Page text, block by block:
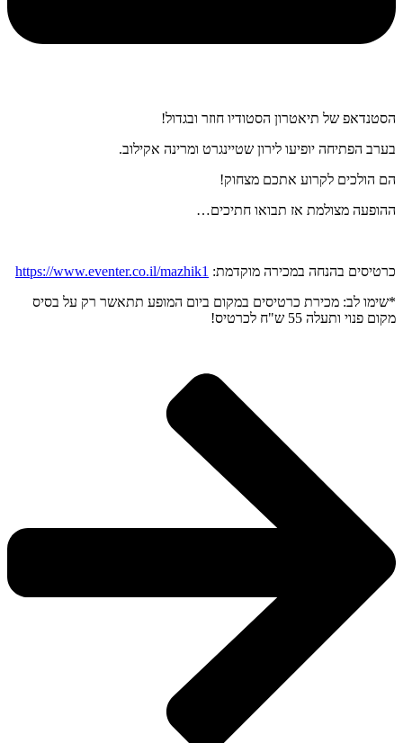
הסטנדאפ של תיאטרון הסטודיו חוזר ובגדול!
בערב הפתיחה יופיעו לירון שטיינגרט ומרינה אקילוב.
הם הולכים לקרוע אתכם מצחוק!
ההופעה מצולמת אז תבואו חתיכים…
כרטיסים בהנחה במכירה מוקדמת: https://www.eventer.co.il/mazhik1
*שימו לב: מכירת כרטיסים במקום ביום המופע תתאשר רק על בסיס
מקום פנוי ותעלה 55 ש"ח לכרטיס!